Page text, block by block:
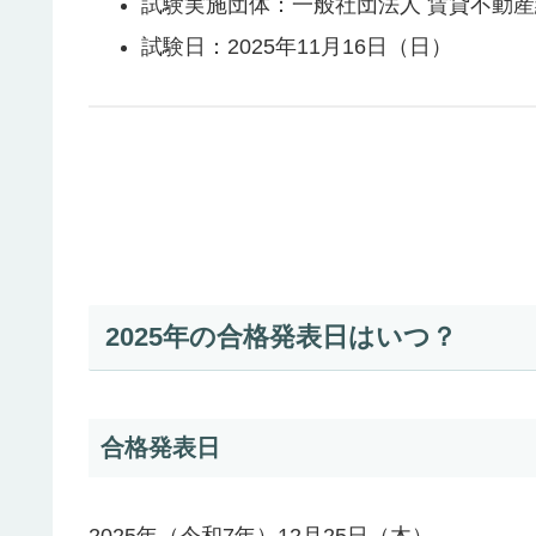
試験日：2025年11月16日（日）
2025年の合格発表日はいつ？
合格発表日